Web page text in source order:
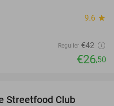
9.6 star
Regulier €42
€26,50
Streetfood Club